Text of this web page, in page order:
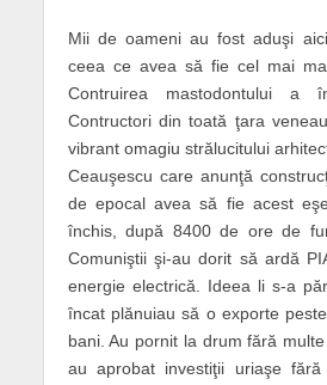
Mii de oameni au fost aduşi
ceea ce avea să fie cel mai
Contruirea mastodontului a
Contructori din toată ţara
vibrant omagiu strălucitului
Ceauşescu care anunţă
de epocal avea să fie acest
închis, după 8400 de ore de
Comuniştii şi-au dorit să ardă
energie electrică. Ideea li s-a
încat plănuiau să o exporte
bani. Au pornit la drum fără
au aprobat investiţii uriaşe